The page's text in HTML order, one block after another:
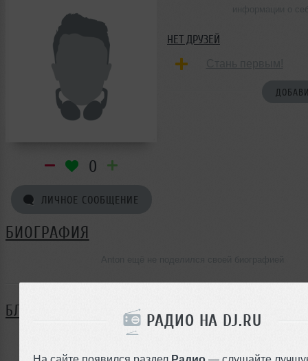
РАДИО НА DJ.RU
На сайте появился раздел Радио — слушайте
0
ЛИЧНОЕ СООБЩЕНИЕ
НЕТ ДРУЗЕЙ
БИОГРАФИЯ
БЛОГ